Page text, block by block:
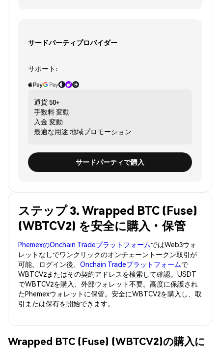
サードパーティプロバイダー
サポート:
通貨 50+
手数料変動
入金 変動
最適な用途 地域プロモーション
サードパーティで購入
ステップ 3. Wrapped BTC (Fuse)
(WBTCV2) を安全に購入・保管
PhemexのOnchain TradeプラットフォームではWeb3ウォ
レットなしでワンクリックのオンチェーントークン取引が
可能。ログイン後、 Onchain Tradeプラットフォームで
WBTCV2またはその契約アドレスを検索して確認。USDT
でWBTCV2を購入、外部ウォレット不要。高度に保護され
たPhemexウォレットに保管。安全にWBTCV2を購入し、取
引または保有を開始できます。
Wrapped BTC (Fuse) (WBTCV2)の購入に